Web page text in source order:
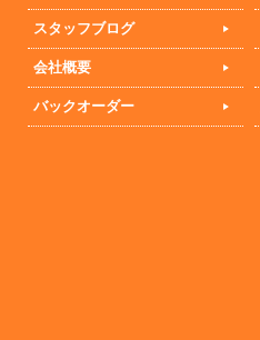
スタッフブログ
会社概要
バックオーダー